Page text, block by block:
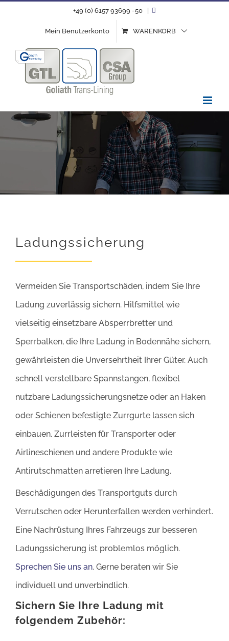
+49 (0) 6157 93699 -50
Mein Benutzerkonto WARENKORB
Ladungssicherung
Vermeiden Sie Transportschäden, indem Sie Ihre
Ladung zuverlässig sichern. Hilfsmittel wie
vielseitig einsetzbare Absperrbretter und
Sperrbalken, die Ihre Ladung in Bodennähe sichern,
gewährleisten die Unversehrtheit Ihrer Güter. Auch
schnell verstellbare Spannstangen, flexibel
nutzbare Ladungssicherungsnetze oder an Haken
oder Schienen befestigte Zurrgurte lassen sich
einbauen. Zurrleisten für Transporter oder
Airlineschienen und andere Produkte wie
Antirutschmatten arretieren Ihre Ladung.
Beschädigungen des Transportguts durch
Verrutschen oder Herunterfallen werden verhindert.
Eine Nachrüstung Ihres Fahrzeugs zur besseren
Ladungssicherung ist problemlos möglich.
Sprechen Sie uns an. Gerne beraten wir Sie
individuell und unverbindlich.
Sichern Sie Ihre Ladung mit
folgendem Zubehör: